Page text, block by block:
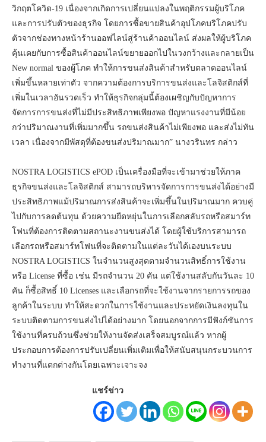
วิกฤตโควิด-19 เนื่องจากเกิดการเปลี่ยนแปลงในพฤติกรรมผู้บริโภค
และการปรับตัวของธุรกิจ โดยการซื้อขายสินค้าอุปโภคบริโภคปรับ
ตัวจากช่องทางหน้าร้านออฟไลน์สู่ร้านค้าออนไลน์ ส่งผลให้ผู้บริโภค
คุ้นเคยกับการซื้อสินค้าออนไลน์ขยายออกไปในวงกว้างและกลายเป็น
New normal ของผู้โภค ทำให้การขนส่งสินค้าสำหรับตลาดออนไลน์
เพิ่มขึ้นหลายเท่าตัว จากความต้องการบริการขนส่งและโลจิสติกส์ที่
เพิ่มในเวลาอันรวดเร็ว ทำให้ธุรกิจกลุ่มนี้ต้องเผชิญกับปัญหาการ
จัดการการขนส่งที่ไม่มีประสิทธิภาพเพียงพอ ปัญหาแรงงานที่มีน้อย
กว่าปริมาณงานที่เพิ่มมากขึ้น รถขนส่งสินค้าไม่เพียงพอ และส่งไม่ทัน
เวลา เนื่องจากมีพัสดุที่ต้องขนส่งปริมาณมาก” นางวรินทร กล่าว
NOSTRA LOGISTICS ePOD เป็นเครื่องมือที่จะเข้ามาช่วยให้ภาค
ธุรกิจขนส่งและโลจิสติกส์ สามารถบริหารจัดการการขนส่งได้อย่างมี
ประสิทธิภาพแม้ปริมาณการส่งสินค้าจะเพิ่มขึ้นในปริมาณมาก ควบคู่
ไปกับการลดต้นทุน ด้วยความยืดหยุ่นในการเลือกสลับรถหรือสมาร์ท
โฟนที่ต้องการติดตามสถานะงานขนส่งได้ โดยผู้ใช้บริการสามารถ
เลือกรถหรือสมาร์ทโฟนที่จะติดตามในแต่ละวันได้เองบนระบบ
NOSTRA LOGISTICS ในจำนวนสูงสุดตามจำนวนสิทธิ์การใช้งาน
หรือ License ที่ซื้อ เช่น มีรถจำนวน 20 คัน แต่ใช้งานสลับกันวันละ 10
คัน ก็ซื้อสิทธิ์ 10 Licenses และเลือกรถที่จะใช้งานจากรายการรถของ
ลูกค้าในระบบ ทำให้สะดวกในการใช้งานและประหยัดเงินลงทุนใน
ระบบติดตามการขนส่งไปได้อย่างมาก โดยนอกจากการมีฟังก์ชันการ
ใช้งานที่ครบถ้วนซึ่งช่วยให้งานจัดส่งเสร็จสมบูรณ์แล้ว หากผู้
ประกอบการต้องการปรับเปลี่ยนเพิ่มเติมเพื่อให้สนับสนุนกระบวนการ
ทำงานที่แตกต่างกันโดยเฉพาะเจาะจง
แชร์ข่าว